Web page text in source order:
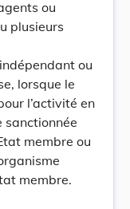
ou
plusieurs
ou
lorsque le
l’activité en
sanctionnée
membre ou
membre.